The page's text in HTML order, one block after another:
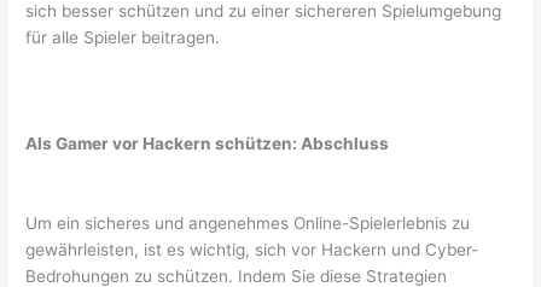
sich besser schützen und zu einer sichereren Spielumgebung
für alle Spieler beitragen.
Als Gamer vor Hackern schützen: Abschluss
Um ein sicheres und angenehmes Online-Spielerlebnis zu
gewährleisten, ist es wichtig, sich vor Hackern und Cyber-
Bedrohungen zu schützen. Indem Sie diese Strategien